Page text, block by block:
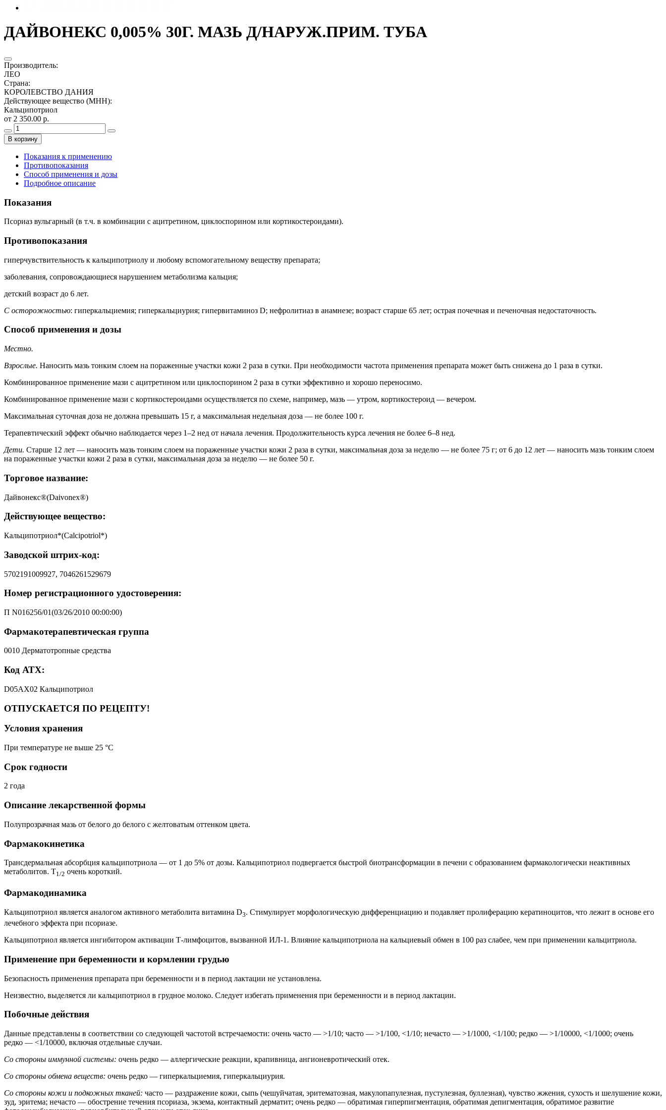
ДАЙВОНЕКС 0,005% 30Г. МАЗЬ Д/НАРУЖ.ПРИМ. ТУБА
Производитель:
ЛЕО
Страна:
КОРОЛЕВСТВО ДАНИЯ
Действующее вещество (МНН):
Кальципотриол
от 2 350.00 р.
В корзину
Показания к применению
Противопоказания
Способ применения и дозы
Подробное описание
Показания
Псориаз вульгарный (в т.ч. в комбинации с ацитретином, циклоспорином или кортикостероидами).
Противопоказания
гиперчувствительность к кальципотриолу и любому вспомогательному веществу препарата;
заболевания, сопровождающиеся нарушением метаболизма кальция;
детский возраст до 6 лет.
С осторожностью: гиперкальциемия; гиперкальциурия; гипервитаминоз D; нефролитиаз в анамнезе; возраст старше 65 лет; острая почечная и печеночная недостаточность.
Способ применения и дозы
Местно.
Взрослые. Наносить мазь тонким слоем на пораженные участки кожи 2 раза в сутки. При необходимости частота применения препарата может быть снижена до 1 раза в сутки.
Комбинированное применение мази с ацитретином или циклоспорином 2 раза в сутки эффективно и хорошо переносимо.
Комбинированное применение мази с кортикостероидами осуществляется по схеме, например, мазь — утром, кортикостероид — вечером.
Максимальная суточная доза не должна превышать 15 г, а максимальная недельная доза — не более 100 г.
Терапевтический эффект обычно наблюдается через 1–2 нед от начала лечения. Продолжительность курса лечения не более 6–8 нед.
Дети. Старше 12 лет — наносить мазь тонким слоем на пораженные участки кожи 2 раза в сутки, максимальная доза за неделю — не более 75 г; от 6 до 12 лет — наносить мазь тонким слоем
на пораженные участки кожи 2 раза в сутки, максимальная доза за неделю — не более 50 г.
Торговое название:
Дайвонекс®(Daivonex®)
Действующее вещество:
Кальципотриол*(Calcipotriol*)
Заводской штрих-код:
5702191009927, 7046261529679
Номер регистрационного удостоверения:
П N016256/01(03/26/2010 00:00:00)
Фармакотерапевтическая группа
0010 Дерматотропные средства
Код АТХ:
D05AX02 Кальципотриол
ОТПУСКАЕТСЯ ПО РЕЦЕПТУ!
Условия хранения
При температуре не выше 25 °C
Срок годности
2 года
Описание лекарственной формы
Полупрозрачная мазь от белого до белого с желтоватым оттенком цвета.
Фармакокинетика
Трансдермальная абсорбция кальципотриола — от 1 до 5% от дозы. Кальципотриол подвергается быстрой биотрансформации в печени с образованием фармакологически неактивных
метаболитов. T1/2 очень короткий.
Фармакодинамика
Кальципотриол является аналогом активного метаболита витамина D3. Стимулирует морфологическую дифференциацию и подавляет пролиферацию кератиноцитов, что лежит в основе его
лечебного эффекта при псориазе.
Кальципотриол является ингибитором активации Т-лимфоцитов, вызванной ИЛ-1. Влияние кальципотриола на кальциевый обмен в 100 раз слабее, чем при применении кальцитриола.
Применение при беременности и кормлении грудью
Безопасность применения препарата при беременности и в период лактации не установлена.
Неизвестно, выделяется ли кальципотриол в грудное молоко. Следует избегать применения при беременности и в период лактации.
Побочные действия
Данные представлены в соответствии со следующей частотой встречаемости: очень часто — >1/10; часто — >1/100, <1/10; нечасто — >1/1000, <1/100; редко — >1/10000, <1/1000; очень
редко — <1/10000, включая отдельные случаи.
Со стороны иммунной системы: очень редко — аллергические реакции, крапивница, ангионевротический отек.
Со стороны обмена веществ: очень редко — гиперкальциемия, гиперкальциурия.
Со стороны кожи и подкожных тканей: часто — раздражение кожи, сыпь (чешуйчатая, эритематозная, макулопапулезная, пустулезная, буллезная), чувство жжения, сухость и шелушение кожи,
зуд, эритема; нечасто — обострение течения псориаза, экзема, контактный дерматит; очень редко — обратимая гиперпигментация, обратимая депигментация, обратимое развитие